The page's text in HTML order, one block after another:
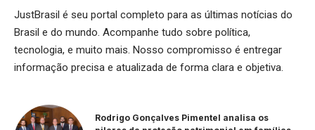
JustBrasil é seu portal completo para as últimas notícias do
Brasil e do mundo. Acompanhe tudo sobre política,
tecnologia, e muito mais. Nosso compromisso é entregar
informação precisa e atualizada de forma clara e objetiva.
Rodrigo Gonçalves Pimentel analisa os